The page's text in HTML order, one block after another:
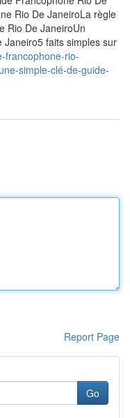
Rio De JaneiroLa règle
Rio De JaneiroUn
faits simples sur
francophone-rio-
simple-clé-de-guide-
Report Page
Go